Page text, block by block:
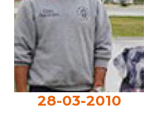
28-03-2010